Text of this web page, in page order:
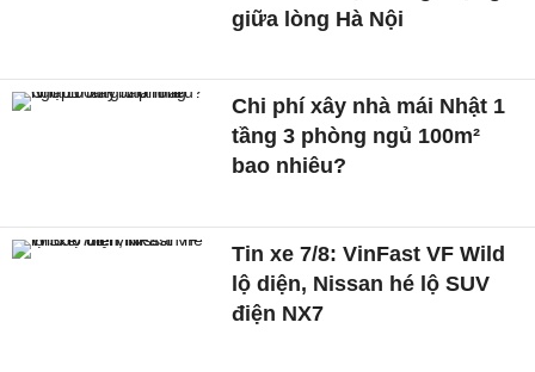
giữa lòng Hà Nội
Chi phí xây nhà mái Nhật 1
tầng 3 phòng ngủ 100m²
bao nhiêu?
Tin xe 7/8: VinFast VF Wild
lộ diện, Nissan hé lộ SUV
điện NX7